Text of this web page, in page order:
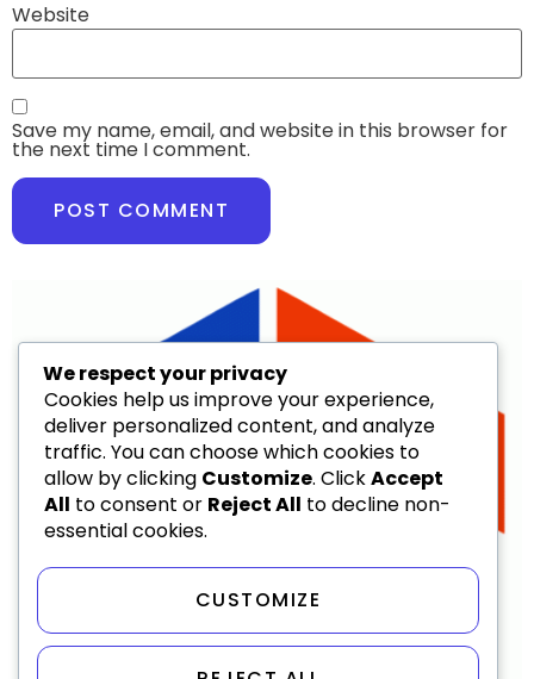
Website
Save my name, email, and website in this browser for
the next time I comment.
We respect your privacy
Cookies help us improve your experience,
deliver personalized content, and analyze
traffic. You can choose which cookies to
allow by clicking Customize. ClickAccept
All to consent or Reject All to decline non-
essential cookies.
CUSTOMIZE